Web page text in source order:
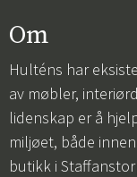
Om
Hulténs har
av møbler,
lidenskap er å
miljøet, både
butikk i